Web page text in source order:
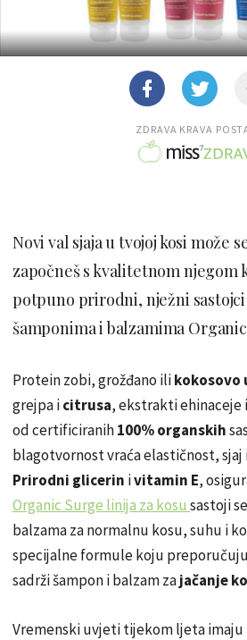
ZDRAVA KRAVA
Novi val sjaja u tvojoj kosi može
započneš s kvalitetnom njegom
potpuno prirodni, nježni sastojci
šamponima i balzamima
Protein zobi, grožđano ilikokosovo
grejpa icitrusa, ekstrakti ehinaceje
od certificiranih100% organskih
blagotvornost vraća elastičnost,
Prirodni glicerin ivitamin E,
Organic Surge linija za kosu sastoji
balzama za normalnu kosu, suhu i
specijalne formule koju
sadrži šampon i balzam zajačanje
Vremenski uvjeti tijekom ljeta